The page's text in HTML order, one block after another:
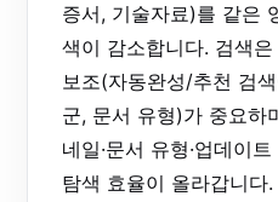
증서, 기술자료)를 같은
색이 감소합니다. 검색
보조(자동완성/추천 검
군, 문서 유형)가 중요하
네일·문서 유형·업데이
탐색 효율이 올라갑니다.